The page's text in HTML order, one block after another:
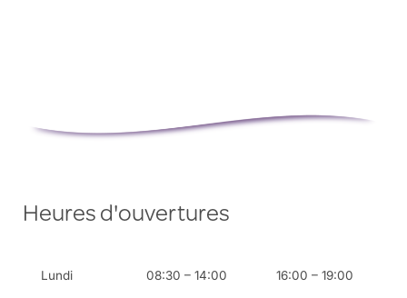
r
Heures d'ouvertures
Lundi 08:30 – 14:00 16:00 – 19:00